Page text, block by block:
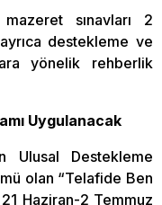
sınavları 2
destekleme ve
yönelik rehberlik
Uygulanacak
Ulusal Destekleme
olan “Telafide Ben
Haziran-2 Temmuz